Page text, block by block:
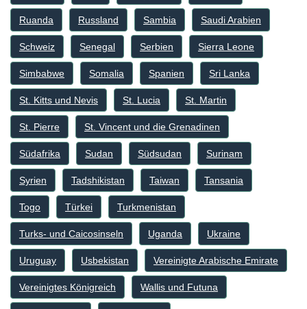
Ruanda Russland Sambia Saudi Arabien
Schweiz Senegal Serbien Sierra Leone
Simbabwe Somalia Spanien Sri Lanka
St. Kitts und Nevis St. Lucia St. Martin
St. Pierre St. Vincent und die Grenadinen
Südafrika Sudan Südsudan Surinam
Syrien Tadshikistan Taiwan Tansania
Togo Türkei Turkmenistan
Turks- und Caicosinseln Uganda Ukraine
Uruguay Usbekistan Vereinigte Arabische Emirate
Vereinigtes Königreich Wallis und Futuna